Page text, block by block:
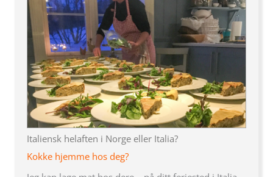
Italiensk helaften i Norge eller Italia?
Kokke hjemme hos deg?